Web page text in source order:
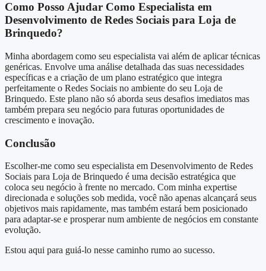
Como Posso Ajudar Como Especialista em
Desenvolvimento de Redes Sociais para Loja de
Brinquedo?
Minha abordagem como seu especialista vai além de aplicar técnicas
genéricas. Envolve uma análise detalhada das suas necessidades
específicas e a criação de um plano estratégico que integra
perfeitamente o Redes Sociais no ambiente do seu Loja de
Brinquedo. Este plano não só aborda seus desafios imediatos mas
também prepara seu negócio para futuras oportunidades de
crescimento e inovação.
Conclusão
Escolher-me como seu especialista em Desenvolvimento de Redes
Sociais para Loja de Brinquedo é uma decisão estratégica que
coloca seu negócio à frente no mercado. Com minha expertise
direcionada e soluções sob medida, você não apenas alcançará seus
objetivos mais rapidamente, mas também estará bem posicionado
para adaptar-se e prosperar num ambiente de negócios em constante
evolução.
Estou aqui para guiá-lo nesse caminho rumo ao sucesso.